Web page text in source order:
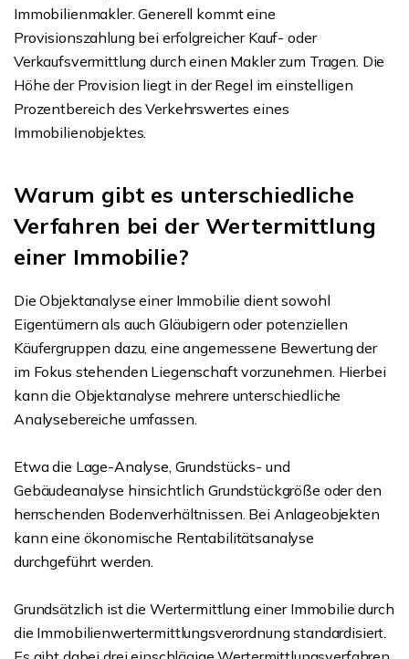
Immobilienmakler. Generell kommt eine
Provisionszahlung bei erfolgreicher Kauf- oder
Verkaufsvermittlung durch einen Makler zum Tragen. Die
Höhe der Provision liegt in der Regel im einstelligen
Prozentbereich des Verkehrswertes eines
Immobilienobjektes.
Warum gibt es unterschiedliche
Verfahren bei der Wertermittlung
einer Immobilie?
Die Objektanalyse einer Immobilie dient sowohl
Eigentümern als auch Gläubigern oder potenziellen
Käufergruppen dazu, eine angemessene Bewertung der
im Fokus stehenden Liegenschaft vorzunehmen. Hierbei
kann die Objektanalyse mehrere unterschiedliche
Analysebereiche umfassen.
Etwa die Lage-Analyse, Grundstücks- und
Gebäudeanalyse hinsichtlich Grundstückgröße oder den
herrschenden Bodenverhältnissen. Bei Anlageobjekten
kann eine ökonomische Rentabilitätsanalyse
durchgeführt werden.
Grundsätzlich ist die Wertermittlung einer Immobilie durch
die Immobilienwertermittlungsverordnung standardisiert.